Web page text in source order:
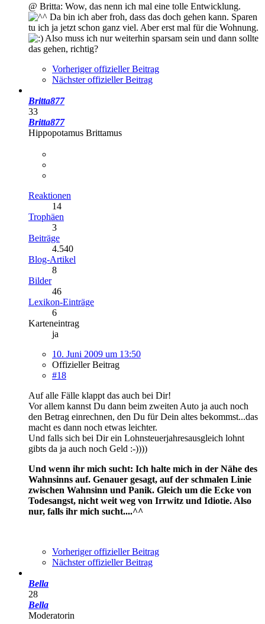
@ Britta: Wow, das nenn ich mal eine tolle Entwicklung.
Da bin ich aber froh, dass das doch gehen kann. Sparen
tu ich ja jetzt schon ganz viel. Aber erst mal für die Wohnung.
Also muss ich nur weiterhin sparsam sein und dann sollte
das gehen, richtig?
Vorheriger offizieller Beitrag
Nächster offizieller Beitrag
Britta877
33
Britta877
Hippopotamus Brittamus
Reaktionen
14
Trophäen
3
Beiträge
4.540
Blog-Artikel
8
Bilder
46
Lexikon-Einträge
6
Karteneintrag
ja
10. Juni 2009 um 13:50
Offizieller Beitrag
#18
Auf alle Fälle klappt das auch bei Dir!
Vor allem kannst Du dann beim zweiten Auto ja auch noch
den Betrag einrechnen, den Du für Dein altes bekommst...das
macht es dann noch etwas leichter.
Und falls sich bei Dir ein Lohnsteuerjahresausgleich lohnt
gibts da ja auch noch Geld :-))))
Und wenn ihr mich sucht: Ich halte mich in der Nähe des
Wahnsinns auf. Genauer gesagt, auf der schmalen Linie
zwischen Wahnsinn und Panik. Gleich um die Ecke von
Todesangst, nicht weit weg von Irrwitz und Idiotie. Also
nur, falls ihr mich sucht....^^
Vorheriger offizieller Beitrag
Nächster offizieller Beitrag
Bella
28
Bella
Moderatorin